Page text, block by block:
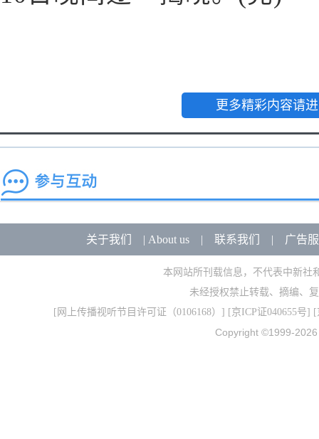
更多精彩内容请
关于我们 | About us| 联系我们 | 广告
本网站所刊载信息，不代表中新社
未经授权禁止转载、摘编、
[ 网上传播视听节目许可证（0106168） ] [京ICP证040655号] [
Copyright ©1999-